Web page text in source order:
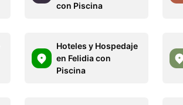
con Piscina
Hoteles y Hospedaje
en Felidia con
Piscina